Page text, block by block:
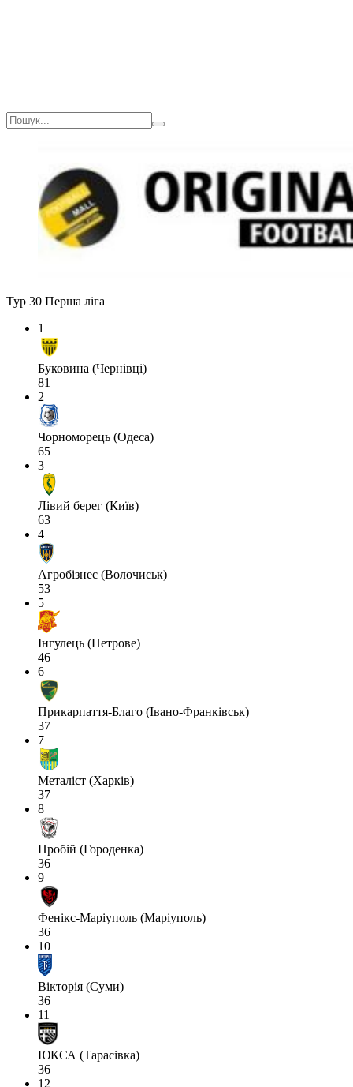
Тур 30 Перша ліга
1
Буковина (Чернівці)
81
2
Чорноморець (Одеса)
65
3
Лівий берег (Київ)
63
4
Агробізнес (Волочиськ)
53
5
Інгулець (Петрове)
46
6
Прикарпаття-Благо (Івано-Франківськ)
37
7
Металіст (Харків)
37
8
Пробій (Городенка)
36
9
Фенікс-Маріуполь (Маріуполь)
36
10
Вікторія (Суми)
36
11
ЮКСА (Тарасівка)
36
12